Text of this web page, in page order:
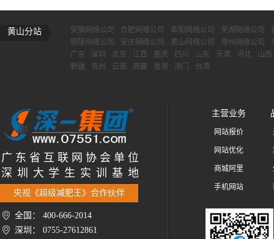
黄山分站 安徽网络公司 合肥网络公司 阜阳网络公司 芜湖网络公司
铜陵网络公司
安庆网络公司 黄山网络公司 滁州网络公司
广东
深圳 北京 江西 重庆 四川 山东 天津 河北
山西
新疆
贵州 云南 西藏 香港 澳门 台湾
广 东 省 互 联 网 协 会 单 位
深 圳 大 学 生 实 训 基 地
央视《超级减肥王》合作伙伴
全国： 400-666-2014
深圳： 0755-27612861
主营业务
网站报价
网站优化
商城阿里
手机网站